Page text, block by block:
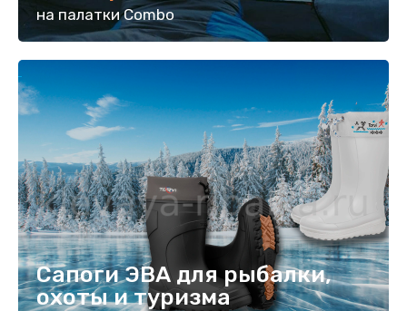
на палатки Combo
Сапоги ЭВА для рыбалки,
охоты и туризма